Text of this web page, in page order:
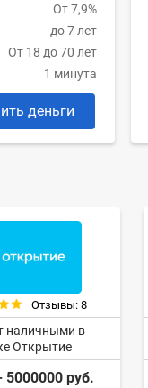
От 7,9%
до 7 лет
От 18 до 70 лет
1 минута
деньги
Отзывы: 8
наличными в
Открытие
5000000 руб.